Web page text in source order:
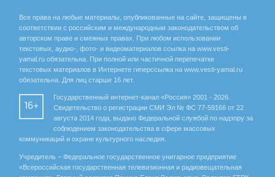
Все права на любые материалы, опубликованные на сайте, защищены в
соответствии с российским и международным законодательством об
авторском праве и смежных правах. При любом использовании
текстовых, аудио-, фото- и видеоматериалов ссылка на www.vesti-
yamal.ru обязательна. При полной или частичной перепечатке
текстовых материалов в Интернете гиперссылка на www.vesti-yamal.ru
обязательна. Для лиц старше 16 лет.
16+
Государственный интернет-канал «Россия» 2001 - 2026.
Свидетельство о регистрации СМИ Эл № ФС 77-59166 от 22
августа 2014 года, выдано Федеральной службой по надзору за
соблюдением законодательства в сфере массовых
коммуникаций и охране культурного наследия.
Учредитель – Федеральное государственное унитарное предприятие
«Всероссийская государственная телевизионная и радиовещательная